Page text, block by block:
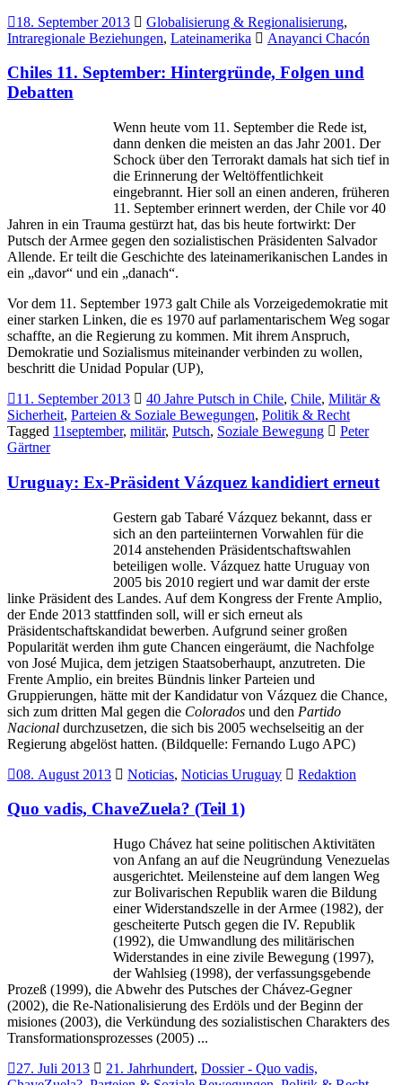
18. September 2013
Globalisierung & Regionalisierung,
Intraregionale Beziehungen, Lateinamerika Anayanci Chacón
Chiles 11. September: Hintergründe, Folgen und
Debatten
Wenn heute vom 11. September die Rede ist,
dann denken die meisten an das Jahr 2001. Der
Schock über den Terrorakt damals hat sich tief in
die Erinnerung der Weltöffentlichkeit
eingebrannt. Hier soll an einen anderen, früheren
11. September erinnert werden, der Chile vor 40
Jahren in ein Trauma gestürzt hat, das bis heute fortwirkt: Der
Putsch der Armee gegen den sozialistischen Präsidenten Salvador
Allende. Er teilt die Geschichte des lateinamerikanischen Landes in
ein „davor“ und ein „danach“.
Vor dem 11. September 1973 galt Chile als Vorzeigedemokratie mit
einer starken Linken, die es 1970 auf parlamentarischem Weg sogar
schaffte, an die Regierung zu kommen. Mit ihrem Anspruch,
Demokratie und Sozialismus miteinander verbinden zu wollen,
beschritt die Unidad Popular (UP),
11. September 2013
40 Jahre Putsch in Chile, Chile, Militär &
Sicherheit, Parteien & Soziale Bewegungen, Politik & Recht
Tagged 11september, militär, Putsch, Soziale Bewegung
Peter
Gärtner
Uruguay: Ex-Präsident Vázquez kandidiert erneut
Gestern gab Tabaré Vázquez bekannt, dass er
sich an den parteiinternen Vorwahlen für die
2014 anstehenden Präsidentschaftswahlen
beteiligen wolle. Vázquez hatte Uruguay von
2005 bis 2010 regiert und war damit der erste
linke Präsident des Landes. Auf dem Kongress der Frente Amplio,
der Ende 2013 stattfinden soll, will er sich erneut als
Präsidentschaftskandidat bewerben. Aufgrund seiner großen
Popularität werden ihm gute Chancen eingeräumt, die Nachfolge
von José Mujica, dem jetzigen Staatsoberhaupt, anzutreten. Die
Frente Amplio, ein breites Bündnis linker Parteien und
Gruppierungen, hätte mit der Kandidatur von Vázquez die Chance,
sich zum dritten Mal gegen die Colorados und den Partido
Nacional durchzusetzen, die sich bis 2005 wechselseitig an der
Regierung abgelöst hatten. (Bildquelle: Fernando Lugo APC)
08. August 2013
Noticias, Noticias Uruguay Redaktion
Quo vadis, ChaveZuela? (Teil 1)
Hugo Chávez hat seine politischen Aktivitäten
von Anfang an auf die Neugründung Venezuelas
ausgerichtet. Meilensteine auf dem langen Weg
zur Bolivarischen Republik waren die Bildung
einer Widerstandszelle in der Armee (1982), der
gescheiterte Putsch gegen die IV. Republik
(1992), die Umwandlung des militärischen
Widerstandes in eine zivile Bewegung (1997),
der Wahlsieg (1998), der verfassungsgebende
Prozeß (1999), die Abwehr des Putsches der Chávez-Gegner
(2002), die Re-Nationalisierung des Erdöls und der Beginn der
misiones (2003), die Verkündung des sozialistischen Charakters des
Transformationsprozesses (2005) ...
27. Juli 2013
21. Jahrhundert, Dossier - Quo vadis,